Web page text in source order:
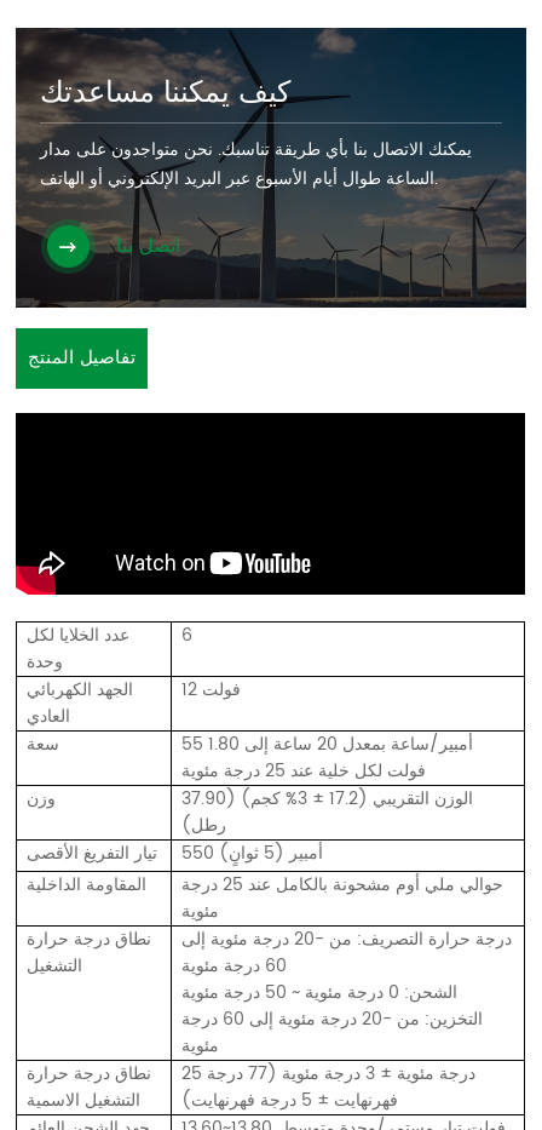
كيف يمكننا مساعدتك
يمكنك الاتصال بنا بأي طريقة تناسبك. نحن متواجدون على مدار
الساعة طوال أيام الأسبوع عبر البريد الإلكتروني أو الهاتف.
اتصل بنا
تفاصيل المنتج
عدد الخلايا لكل
وحدة
6
الجهد الكهربائي
العادي
12 فولت
سعة
55 أمبير/ساعة بمعدل 20 ساعة إلى 1.80
فولت لكل خلية عند 25 درجة مئوية
وزن
الوزن التقريبي (17.2 ± 3% كجم) (37.90
رطل)
تيار التفريغ الأقصى
550 أمبير (5 ثوانٍ)
المقاومة الداخلية
حوالي ملي أوم مشحونة بالكامل عند 25 درجة
مئوية
نطاق درجة حرارة
التشغيل
درجة حرارة التصريف: من -20 درجة مئوية إلى
60 درجة مئوية
الشحن: 0 درجة مئوية ~ 50 درجة مئوية
التخزين: من -20 درجة مئوية إلى 60 درجة
مئوية
نطاق درجة حرارة
التشغيل الاسمية
25 درجة مئوية ± 3 درجة مئوية (77 درجة
فهرنهايت ± 5 درجة فهرنهايت)